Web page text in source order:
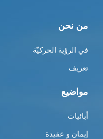
من نحن
في الرؤية الحركيّة
تعريف
مواضيع
أبائيات
إيمان و عقيدة